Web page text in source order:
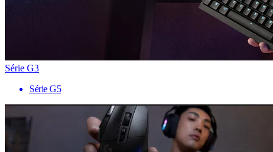
Série G3
Série G5